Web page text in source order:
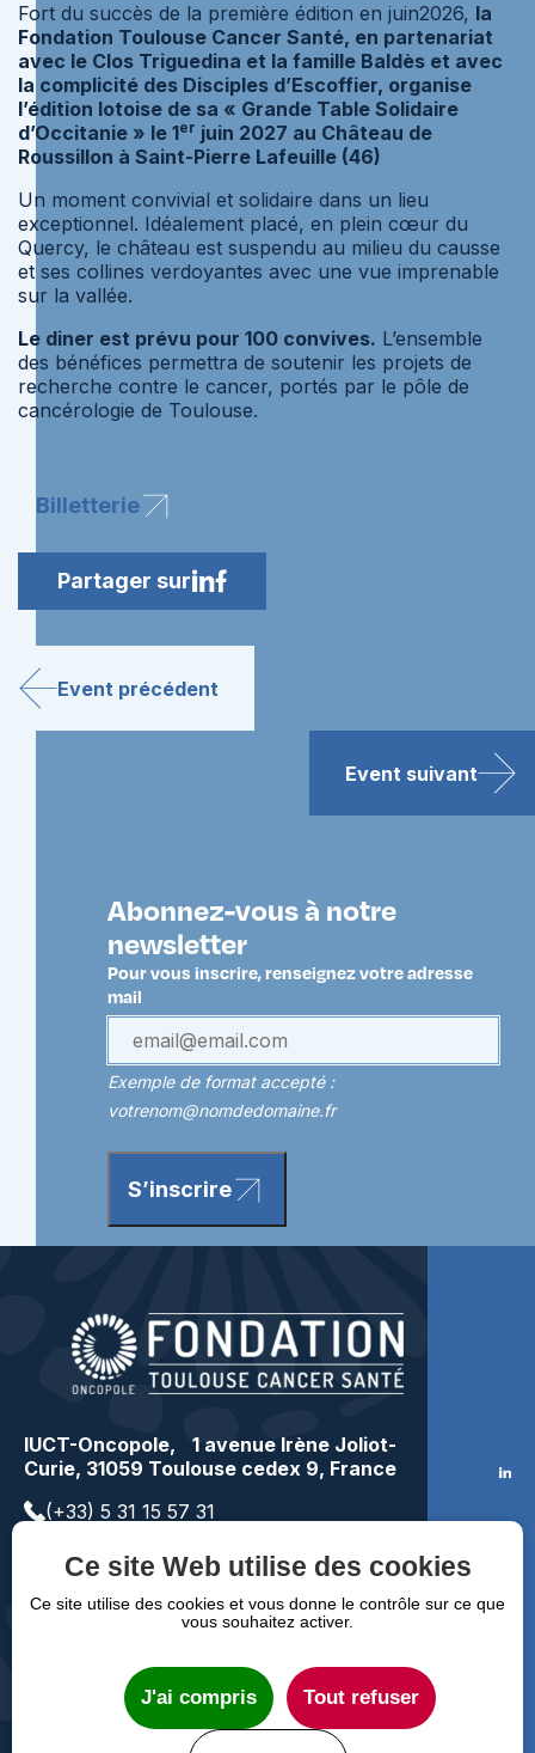
Fort du succès de la première édition en juin2026, la
Fondation Toulouse Cancer Santé, en partenariat
avec le Clos Triguedina et la famille Baldès et avec
la complicité des Disciples d’Escoffier, organise
l’édition lotoise de sa « Grande Table Solidaire
d’Occitanie » le 1er juin 2027 au Château de
Roussillon à Saint-Pierre Lafeuille (46)
Un moment convivial et solidaire dans un lieu
exceptionnel. Idéalement placé, en plein cœur du
Quercy, le château est suspendu au milieu du causse
et ses collines verdoyantes avec une vue imprenable
sur la vallée.
Le diner est prévu pour 100 convives. L’ensemble
des bénéfices permettra de soutenir les projets de
recherche contre le cancer, portés par le pôle de
cancérologie de Toulouse.
Billetterie
Partager sur
Event précédent
Event suivant
Abonnez-vous à notre
newsletter
Pour vous inscrire, renseignez votre adresse
mail
Exemple de format accepté :
votrenom@nomdedomaine.fr
S’inscrire
IUCT-Oncopole, 1 avenue Irène Joliot-
Curie, 31059 Toulouse cedex 9, France
(+33) 5 31 15 57 31
Faire un don
Ce site Web utilise des cookies
Ce site utilise des cookies et vous donne le contrôle sur ce que
vous souhaitez activer.
J'ai compris Tout refuser